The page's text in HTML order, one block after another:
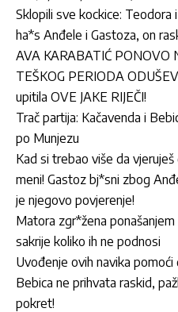
Sklopili sve kockice: Teodora
ha*s Anđele i Gastoza, on
AVA KARABATIĆ PONOVO
TEŠKOG PERIODA
upitila OVE JAKE RIJEČI!
Trač partija: Kačavenda i
po Munjezu
Kad si trebao više da
meni! Gastoz bj*sni zbog
je njegovo povjerenje!
Matora zgr*žena
sakrije koliko ih ne podnosi
Uvođenje ovih navika
Bebica ne prihvata raskid,
pokret!